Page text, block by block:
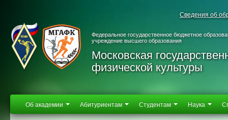
Сведения об
Федеральное государственное бюджетное
учреждение высшего образования
Московская
физической культуры
Об академии Абитуриентам Студентам Наука